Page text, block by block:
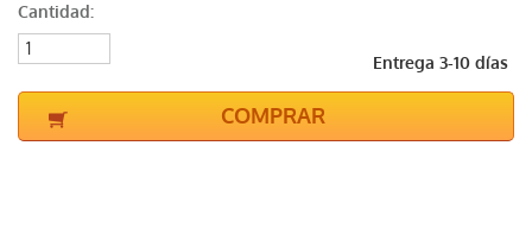
Cantidad:
Entrega 3-10 días
COMPRAR